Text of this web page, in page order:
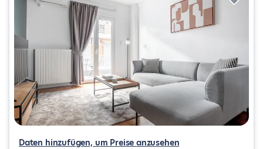
Daten hinzufügen, um Preise anzusehen